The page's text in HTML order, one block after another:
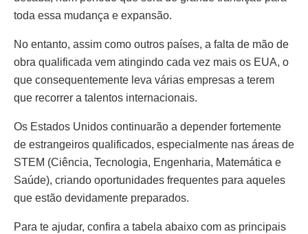
toda essa mudança e expansão.
No entanto, assim como outros países, a falta de mão de
obra qualificada vem atingindo cada vez mais os EUA, o
que consequentemente leva várias empresas a terem
que recorrer a talentos internacionais.
Os Estados Unidos continuarão a depender fortemente
de estrangeiros qualificados, especialmente nas áreas de
STEM (Ciência, Tecnologia, Engenharia, Matemática e
Saúde), criando oportunidades frequentes para aqueles
que estão devidamente preparados.
Para te ajudar, confira a tabela abaixo com as principais